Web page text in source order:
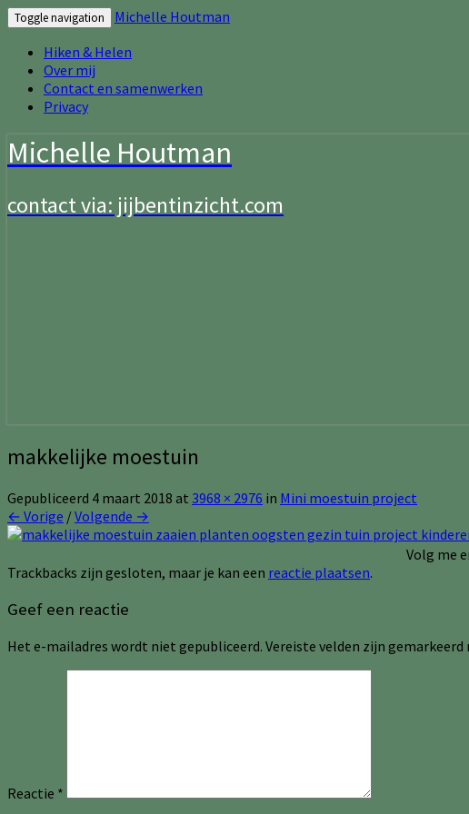
Toggle navigation
Michelle Houtman
Hiken & Helen
Over mij
Contact en samenwerken
Privacy
Michelle Houtman
contact via: jijbentinzicht.com
makkelijke moestuin
Gepubliceerd 4 maart 2018 at 3968 × 2976 in Mini moestuin project
← Vorige /Volgende →
Volg me
Trackbacks zijn gesloten, maar je kan een reactie plaatsen.
Geef een reactie
Het e-mailadres wordt niet gepubliceerd. Vereiste velden zijn gemarkeerd
Reactie *